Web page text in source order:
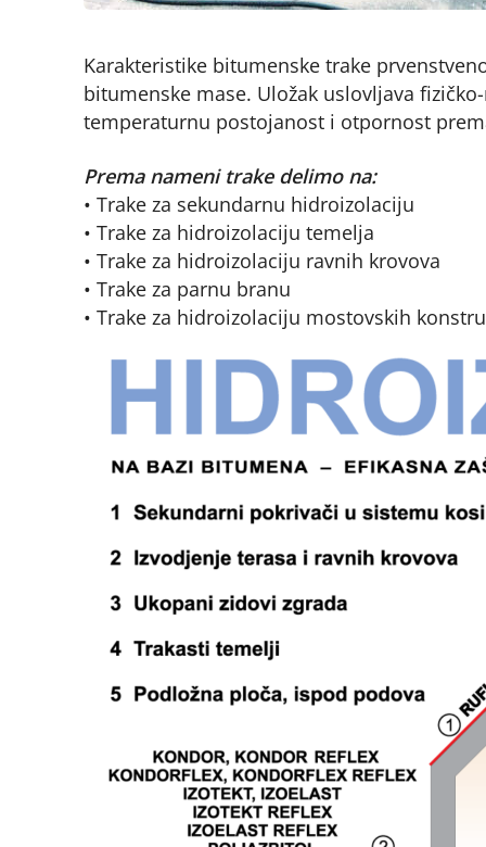
Karakteristike bitumenske trake
bitumenske mase. Uložak uslovljava
temperaturnu postojanost i otpornost
Prema nameni trake delimo na:
• Trake za sekundarnu hidroizolaciju
• Trake za hidroizolaciju temelja
• Trake za hidroizolaciju ravnih krovova
• Trake za parnu branu
• Trake za hidroizolaciju mostovskih